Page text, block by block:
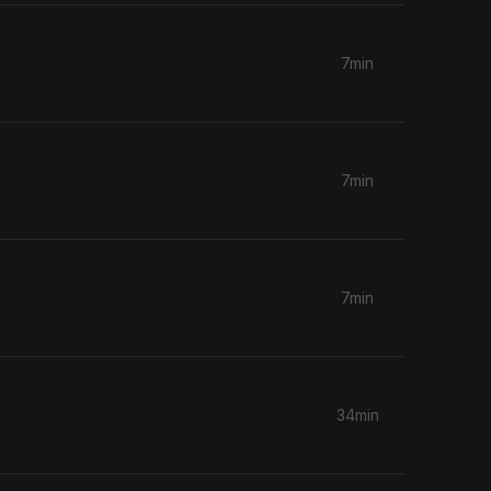
7min
7min
7min
34min